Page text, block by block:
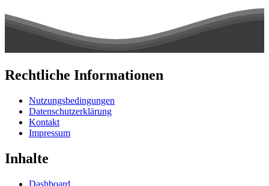
Rechtliche Informationen
Nutzungsbedingungen
Datenschutzerklärung
Kontakt
Impressum
Inhalte
Dashboard